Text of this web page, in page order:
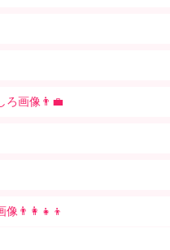
ろ画像👨‍💼
像👨‍👩‍👧‍👦